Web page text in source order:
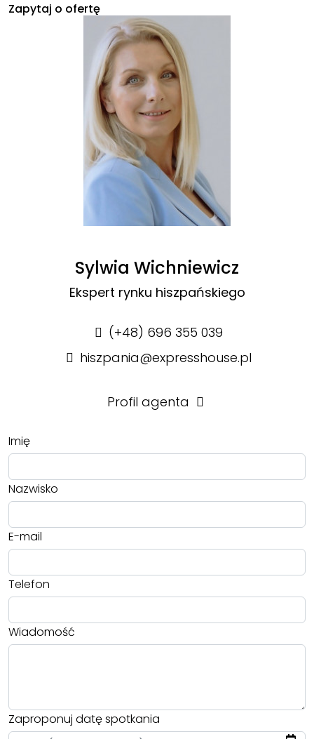
Zapytaj o ofertę
Sylwia Wichniewicz
Ekspert rynku hiszpańskiego
(+48) 696 355 039
hiszpania@expresshouse.pl
Profil agenta
Imię
Nazwisko
E-mail
Telefon
Wiadomość
Zaproponuj datę spotkania